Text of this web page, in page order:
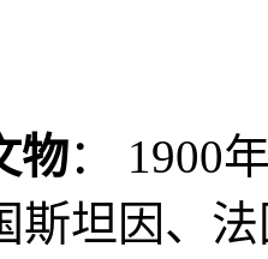
物： 1900
斯坦因、